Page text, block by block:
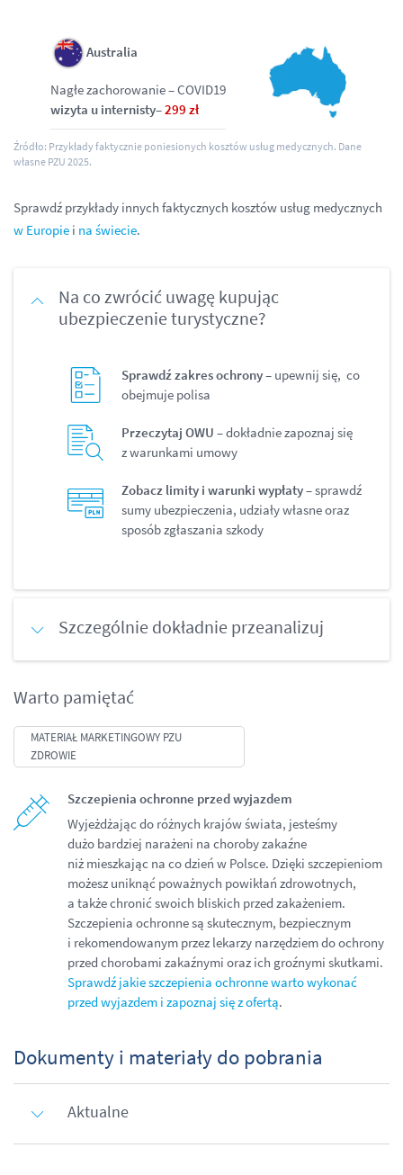
Australia
Nagłe zachorowanie – COVID19
wizyta u internisty–299 zł
Źródło: Przykłady faktycznie poniesionych kosztów usług medycznych. Dane
własne PZU 2025.
Sprawdź przykłady innych faktycznych kosztów usług medycznych
w Europie i na świecie.
Na co zwrócić uwagę kupując
ubezpieczenie turystyczne?
Sprawdź zakres ochrony– upewnij się, co
obejmuje polisa
Przeczytaj OWU – dokładnie zapoznaj się
z warunkami umowy
Zobacz limity i warunki wypłaty– sprawdź
sumy ubezpieczenia, udziały własne oraz
sposób zgłaszania szkody
Szczególnie dokładnie przeanalizuj
Warto pamiętać
MATERIAŁ MARKETINGOWY PZU
ZDROWIE
Szczepienia ochronne przed wyjazdem
Wyjeżdżając do różnych krajów świata, jesteśmy
dużo bardziej narażeni na choroby zakaźne
niż mieszkając na co dzień w Polsce. Dzięki szczepieniom
możesz uniknąć poważnych powikłań zdrowotnych,
a także chronić swoich bliskich przed zakażeniem.
Szczepienia ochronne są skutecznym, bezpiecznym
i rekomendowanym przez lekarzy narzędziem do ochrony
przed chorobami zakaźnymi oraz ich groźnymi skutkami.
Sprawdź jakie szczepienia ochronne warto wykonać
przed wyjazdem i zapoznaj się z ofertą.
Dokumenty i materiały do pobrania
Aktualne